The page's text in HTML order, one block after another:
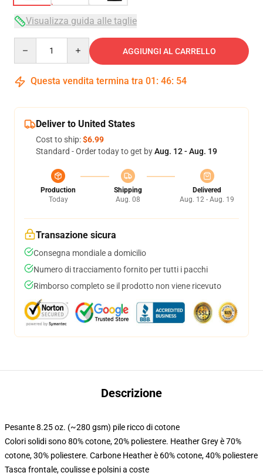
Visualizza guida alle taglie
AGGIUNGI AL CARRELLO
Questa vendita termina tra 01 : 46: 54
Deliver to United States
Cost to ship:$6.99
Standard - Order today to get byAug. 12 - Aug. 19
Production
Today
Shipping
Aug. 08
Delivered
Aug. 12 - Aug. 19
Transazione sicura
Consegna mondiale a domicilio
Numero di tracciamento fornito per tutti i pacchi
Rimborso completo se il prodotto non viene ricevuto
Descrizione
Pesante 8.25 oz. (~280 gsm) pile ricco di cotone
Colori solidi sono 80% cotone, 20% poliestere. Heather Grey è 70%
cotone, 30% poliestere. Carbone Heather è 60% cotone, 40% poliestere
Tasca frontale, coulisse e polsini a coste